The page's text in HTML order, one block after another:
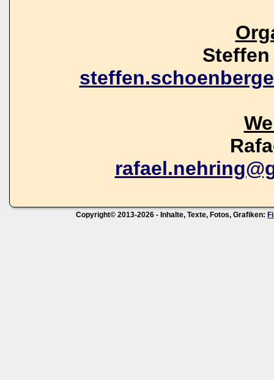
Copyright© 2013-2026 - Inhalte, Texte, Fotos, Grafiken: